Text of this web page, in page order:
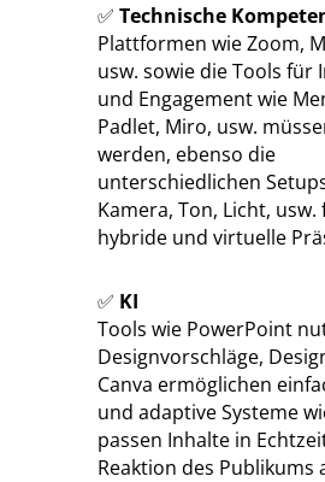
✅ Technische
Plattformen wie Zoom,
usw. sowie die Tools für
und Engagement wie
Padlet, Miro, usw.
werden, ebenso die
unterschiedlichen
Kamera, Ton, Licht, usw.
hybride und virtuelle
✅ KI
Tools wie PowerPoint
Designvorschläge,
Canva ermöglichen
und adaptive Systeme
passen Inhalte in
Reaktion des Publikums